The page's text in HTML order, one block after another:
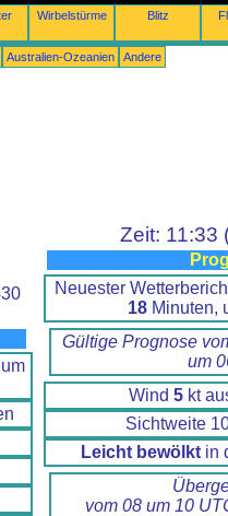
Wirbelstürme Blitz
Australien-Ozeanien Andere
Zeit: 11:33
Neuester
18 Minuten,
Gültige Prognose
um
Wind 5 kt
Sichtweite
Leicht bewölktin
vom 08 um 10